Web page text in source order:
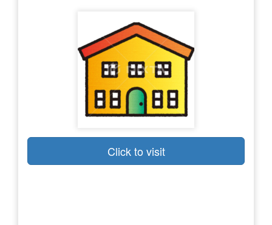
Click to visit